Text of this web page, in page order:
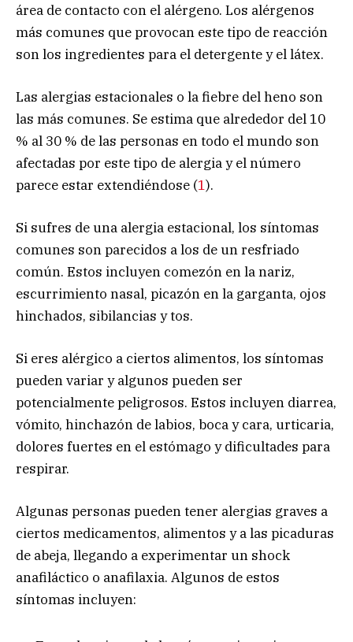
área de contacto con el alérgeno. Los alérgenos
más comunes que provocan este tipo de reacción
son los ingredientes para el detergente y el látex.
Las alergias estacionales o la fiebre del heno son
las más comunes. Se estima que alrededor del 10
% al 30 % de las personas en todo el mundo son
afectadas por este tipo de alergia y el número
parece estar extendiéndose (1).
Si sufres de una alergia estacional, los síntomas
comunes son parecidos a los de un resfriado
común. Estos incluyen comezón en la nariz,
escurrimiento nasal, picazón en la garganta, ojos
hinchados, sibilancias y tos.
Si eres alérgico a ciertos alimentos, los síntomas
pueden variar y algunos pueden ser
potencialmente peligrosos. Estos incluyen diarrea,
vómito, hinchazón de labios, boca y cara, urticaria,
dolores fuertes en el estómago y dificultades para
respirar.
Algunas personas pueden tener alergias graves a
ciertos medicamentos, alimentos y a las picaduras
de abeja, llegando a experimentar un shock
anafiláctico o anafilaxia. Algunos de estos
síntomas incluyen: